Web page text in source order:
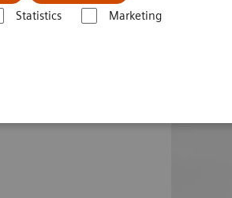
Statistics Marketing